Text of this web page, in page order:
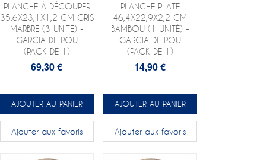
PLANCHE À DÉCOUPER
35,6X23,1X1,2 CM GRIS
MARBRE (3 UNITÉ) -
GARCIA DE POU
(PACK DE 1)
69,30 €
AJOUTER AU PANIER
Ajouter aux favoris
PLANCHE PLATE
46,4X22,9X2,2 CM
BAMBOU (1 UNITÉ) -
GARCIA DE POU
(PACK DE 1)
14,90 €
AJOUTER AU PANIER
Ajouter aux favoris